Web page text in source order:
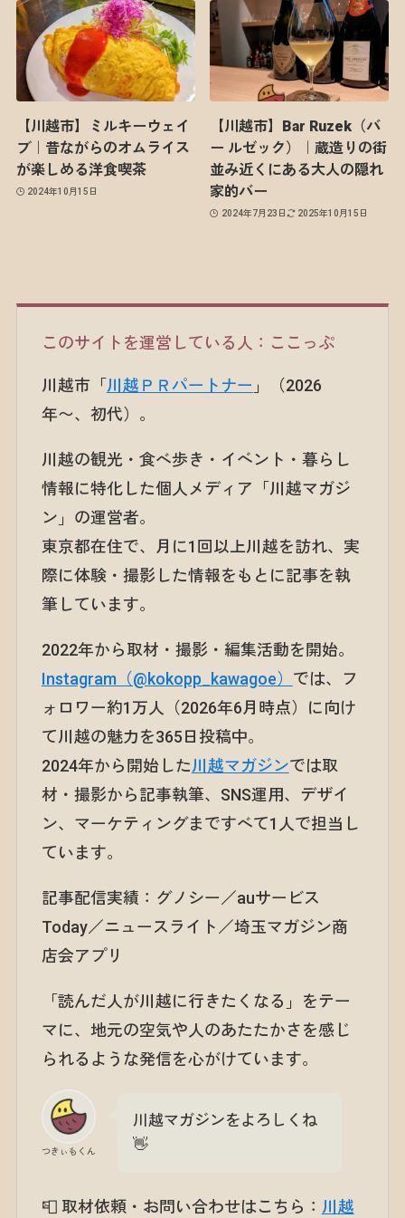
【川越市】ミルキーウェイ
ブ｜昔ながらのオムライス
が楽しめる洋食喫茶
2024年10月15日
【川越市】Bar Ruzek（バ
ー ルゼック）｜蔵造りの街
並み近くにある大人の隠れ
家的バー
2024年7月23日 2025年10月15日
このサイトを運営している人：ここっぷ
川越市「 川越ＰＲパートナー 」（2026
年〜、初代）。
川越の観光・食べ歩き・イベント・暮らし
情報に特化した個人メディア「川越マガジ
ン」の運営者。
東京都在住で、月に1回以上川越を訪れ、実
際に体験・撮影した情報をもとに記事を執
筆しています。
2022年から取材・撮影・編集活動を開始。
Instagram（@kokopp_kawagoe） では、フ
ォロワー約1万人（2026年6月時点）に向け
て川越の魅力を365日投稿中。
2024年から開始した川越マガジンでは取
材・撮影から記事執筆、SNS運用、デザイ
ン、マーケティングまですべて1人で担当し
ています。
記事配信実績：グノシー／auサービス
Today／ニュースライト／埼玉マガジン商
店会アプリ
「読んだ人が川越に行きたくなる」をテー
マに、地元の空気や人のあたたかさを感じ
られるような発信を心がけています。
つきぃもくん
川越マガジンをよろしくね
👋
📮 取材依頼・お問い合わせはこちら： 川越